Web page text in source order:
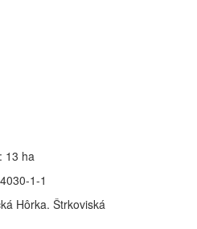
13 ha
1-1
Hôrka. Štrkoviská